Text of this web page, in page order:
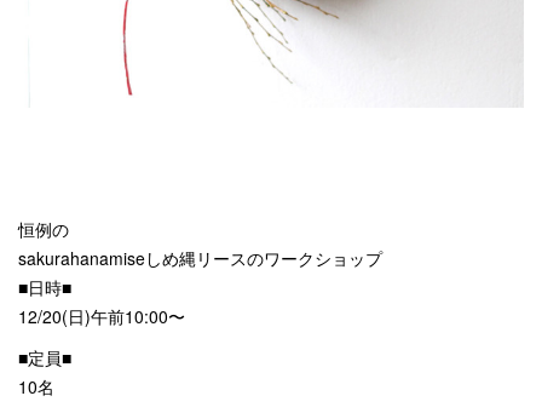
恒例の
sakurahanamiseしめ縄リースのワークショップ
■日時■
12/20(日)午前10:00〜
■定員■
10名